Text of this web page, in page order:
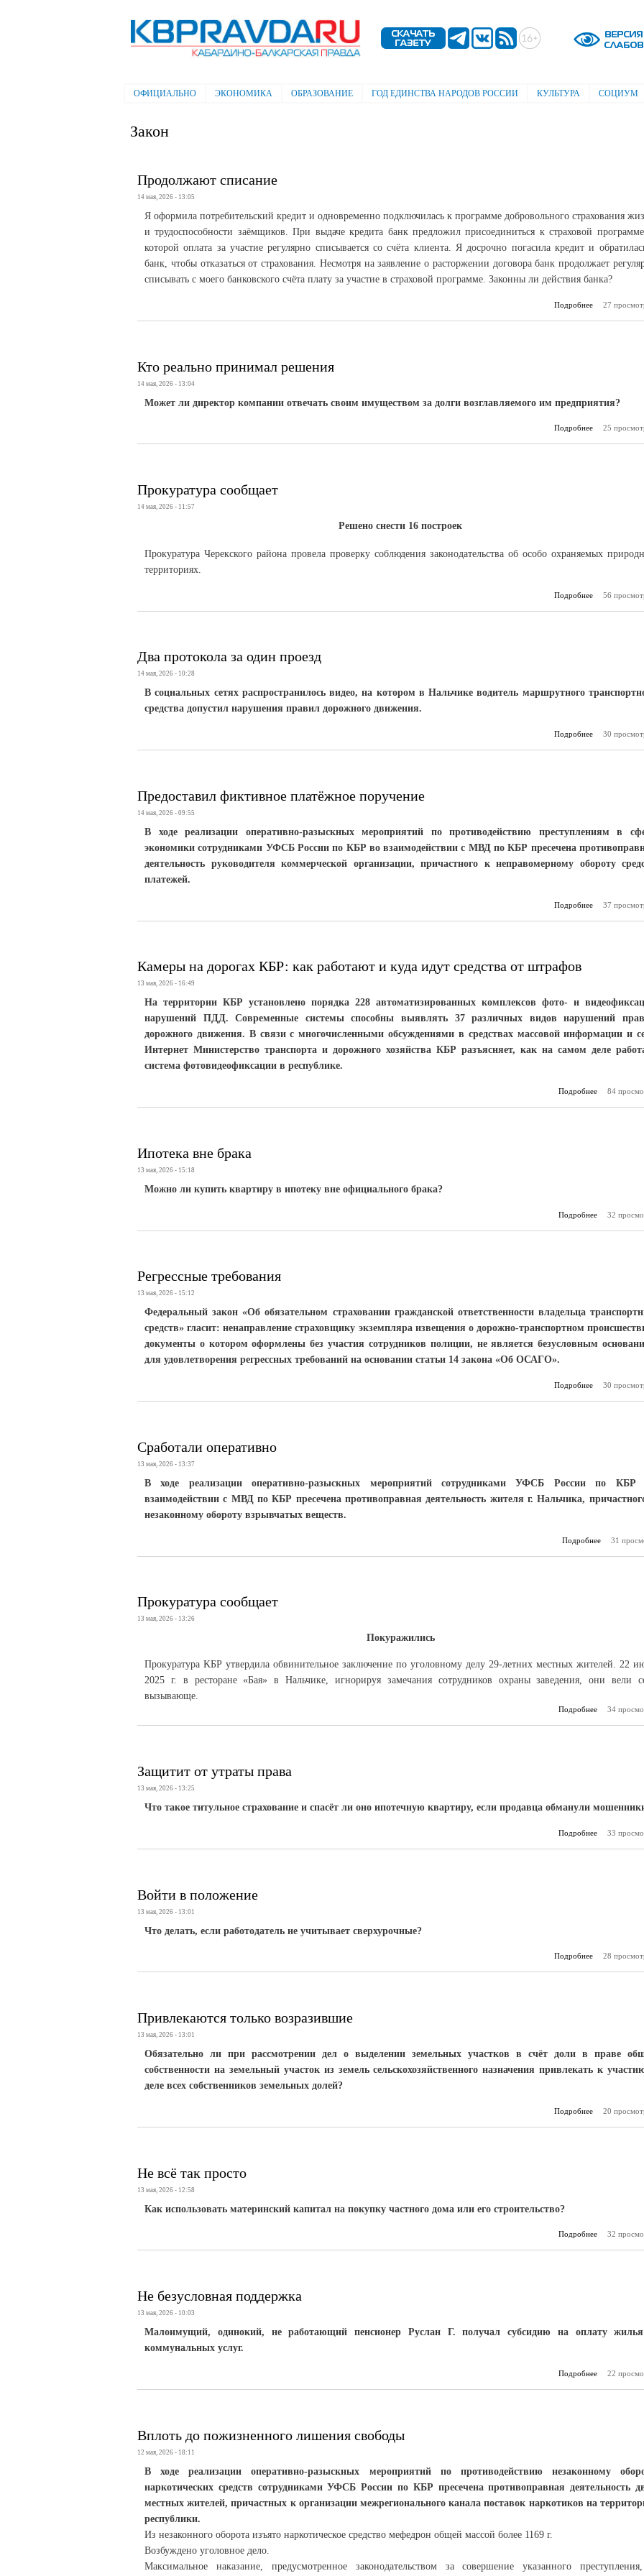
содержанию
Электронная газета "Кабардино-
Балкарская правда"
Главное меню
ОФИЦИАЛЬНО ЭКОНОМИКА ОБРАЗОВАНИЕ ГОД ЕДИНСТВА НАРОДОВ РОССИИ КУЛЬТУРА СОЦИУМ
Закон
Продолжают списание
14 мая, 2026 - 13:05
Я оформила потребительский кредит и одновременно подключилась к программе добровольного страхования
и трудоспособности заёмщиков. При выдаче кредита банк предложил присоединиться к страховой
которой оплата за участие регулярно списывается со счёта клиента. Я досрочно погасила кредит и
банк, чтобы отказаться от страхования. Несмотря на заявление о расторжении договора банк продолжает
списывать с моего банковского счёта плату за участие в страховой программе. Законны ли действия банка?
Подробнее
о
27
Кто реально принимал решения
14 мая, 2026 - 13:04
Может ли директор компании отвечать своим имуществом за долги возглавляемого им предприятия?
Подробнее
о Кто
25
Прокуратура сообщает
14 мая, 2026 - 11:57
Решено снести 16 построек
Прокуратура Черекского района провела проверку соблюдения законодательства об особо охраняемых
территориях.
Подробнее
о
56
Два протокола за один проезд
14 мая, 2026 - 10:28
В социальных сетях распространилось видео, на котором в Нальчике водитель маршрутного
средства допустил нарушения правил дорожного движения.
Подробнее
о Два
30
Предоставил фиктивное платёжное поручение
14 мая, 2026 - 09:55
В ходе реализации оперативно-разыскных мероприятий по противодействию преступлениям в
экономики сотрудниками УФСБ России по КБР во взаимодействии с МВД по КБР пресечена
деятельность руководителя коммерческой организации, причастного к неправомерному обороту
платежей.
Подробнее
о
37
Камеры на дорогах КБР: как работают и куда идут средства от штрафов
13 мая, 2026 - 16:49
На территории КБР установлено порядка 228 автоматизированных комплексов фото- и
нарушений ПДД. Современные системы способны выявлять 37 различных видов нарушений
дорожного движения. В связи с многочисленными обсуждениями в средствах массовой информации и
Интернет Министерство транспорта и дорожного хозяйства КБР разъясняет, как на самом деле
система фотовидеофиксации в республике.
Подробнее
о Камеры на
84
Ипотека вне брака
13 мая, 2026 - 15:18
Можно ли купить квартиру в ипотеку вне официального брака?
Подробнее о Ипотека
32
Регрессные требования
13 мая, 2026 - 15:12
Федеральный закон «Об обязательном страховании гражданской ответственности владельца
средств» гласит: ненаправление страховщику экземпляра извещения о дорожно-транспортном
документы о котором оформлены без участия сотрудников полиции, не является безусловным
для удовлетворения регрессных требований на основании статьи 14 закона «Об ОСАГО».
Подробнее
о
30
Сработали оперативно
13 мая, 2026 - 13:37
В ходе реализации оперативно-разыскных мероприятий сотрудниками УФСБ России по КБР
взаимодействии с МВД по КБР пресечена противоправная деятельность жителя г. Нальчика,
незаконному обороту взрывчатых веществ.
Подробнее
о
31
Прокуратура сообщает
13 мая, 2026 - 13:26
Покуражились
Прокуратура KБР утвердила обвинительное заключение по уголовному делу 29-летних местных жителей. 22
2025 г. в ресторане «Бая» в Нальчике, игнорируя замечания сотрудников охраны заведения, они вели
вызывающе.
Подробнее
о
34
Защитит от утраты права
13 мая, 2026 - 13:25
Что такое титульное страхование и спасёт ли оно ипотечную квартиру, если продавца обманули
Подробнее
о Защитит
33
Войти в положение
13 мая, 2026 - 13:01
Что делать, если работодатель не учитывает сверхурочные?
Подробнее о Войти в
28
Привлекаются только возразившие
13 мая, 2026 - 13:01
Обязательно ли при рассмотрении дел о выделении земельных участков в счёт доли в праве
собственности на земельный участок из земель сельскохозяйственного назначения привлекать к
деле всех собственников земельных долей?
Подробнее
о20
Не всё так просто
13 мая, 2026 - 12:58
Как использовать материнский капитал на покупку частного дома или его строительство?
Подробнее о Не всё так
32
Не безусловная поддержка
13 мая, 2026 - 10:03
Малоимущий, одинокий, не работающий пенсионер Руслан Г. получал субсидию на оплату
коммунальных услуг.
Подробнее
о Не
22
Вплоть до пожизненного лишения свободы
12 мая, 2026 - 18:11
В ходе реализации оперативно-разыскных мероприятий по противодействию незаконному
наркотических средств сотрудниками УФСБ России по КБР пресечена противоправная деятельность
местных жителей, причастных к организации межрегионального канала поставок наркотиков на
республики.
Из незаконного оборота изъято наркотическое средство мефедрон общей массой более 1169 г.
Возбуждено уголовное дело.
Максимальное наказание, предусмотренное законодательством за совершение указанного